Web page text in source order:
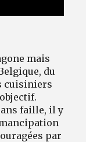
mais
du
cuisiniers
faille, il y
par